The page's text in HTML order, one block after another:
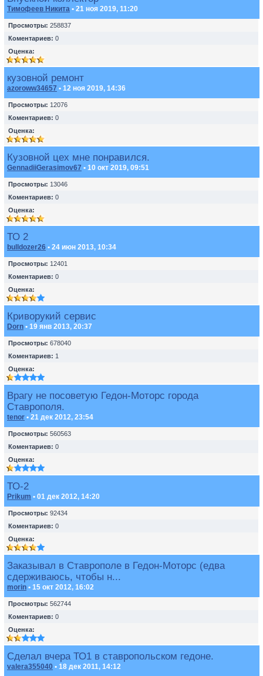
Тимофеев Никита • 21 ноя 2019, 11:20
Просмотры: 258837
Коментариев: 0
Оценка:
кузовной ремонт
azoroww34657 • 12 ноя 2019, 14:36
Просмотры: 12076
Коментариев: 0
Оценка:
Кузовной цех мне понравился.
GennadiiGerasimov67 • 10 окт 2019, 09:51
Просмотры: 13046
Коментариев: 0
Оценка:
ТО 2
bulldozer26 • 24 июн 2013, 10:34
Просмотры: 12401
Коментариев: 0
Оценка:
Криворукий сервис
Dorn • 19 янв 2013, 20:37
Просмотры: 678040
Коментариев: 1
Оценка:
Врагу не посоветую Гедон-Моторс города
Ставрополя.
tenor • 21 дек 2012, 23:54
Просмотры: 560563
Коментариев: 0
Оценка:
ТО-2
Prikum • 01 дек 2012, 14:20
Просмотры: 92434
Коментариев: 0
Оценка:
Заказывал в Ставрополе в Гедон-Моторс (едва
сдерживаюсь, чтобы н...
morin • 15 окт 2012, 16:02
Просмотры: 562744
Коментариев: 0
Оценка:
Сделал вчера ТО1 в ставропольском гедоне.
valera355040 • 18 дек 2011, 14:12